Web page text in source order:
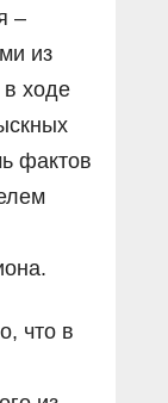
–
из
ходе
фактов
что в